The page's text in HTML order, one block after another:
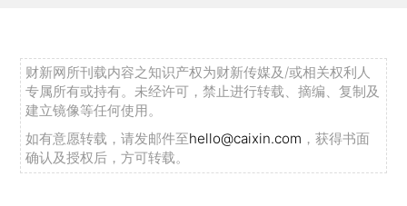
财新网所刊载内容之知识产权为财新传媒及/或相关权利人
专属所有或持有。未经许可，禁止进行转载、摘编、复制及
建立镜像等任何使用。
如有意愿转载，请发邮件至hello@caixin.com ，获得书面
确认及授权后，方可转载。